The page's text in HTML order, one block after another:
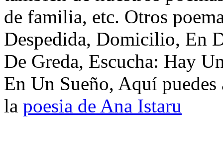
de familia, etc. Otros
Despedida, Domicilio, En
De Greda, Escucha: Hay
En Un Sueño, Aquí
la poesia de Ana Istaru